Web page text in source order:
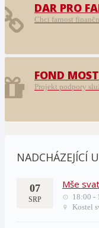
DAR PRO
Chci farnost
FOND MOST
Projekt podpory
NADCHÁZEJÍCÍ
07
SRP
Mše
18:00 -
Kostel